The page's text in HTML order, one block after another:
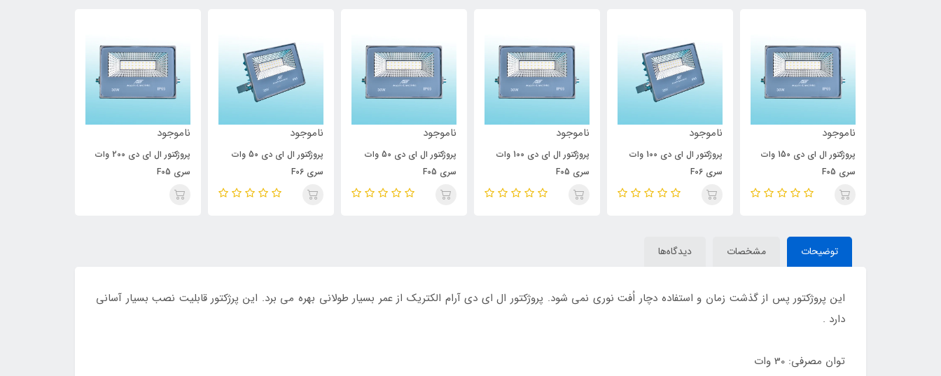
ناموجود
پروژکتور ال ای دی 150 وات
سری F05
ناموجود
پروژکتور ال ای دی 100 وات
سری F06
ناموجود
پروژکتور ال ای دی 100 وات
سری F05
ناموجود
پروژکتور ال ای دی 50 وات
سری F05
ناموجود
پروژکتور ال ای دی 50 وات
سری F06
ناموجود
پروژکتور ال ای دی 200 وات
سری F05
توضیحات مشخصات دیدگاه‌ها
این پروژکتور پس از گذشت زمان و استفاده دچار اُفت نوری نمی شود. پروژکتور ال ای دی آرام الکتریک از عمر بسیار طولانی بهره می برد. این پرژکتور قابلیت نصب بسیار آسانی
دارد .
توان مصرفی: 30 وات